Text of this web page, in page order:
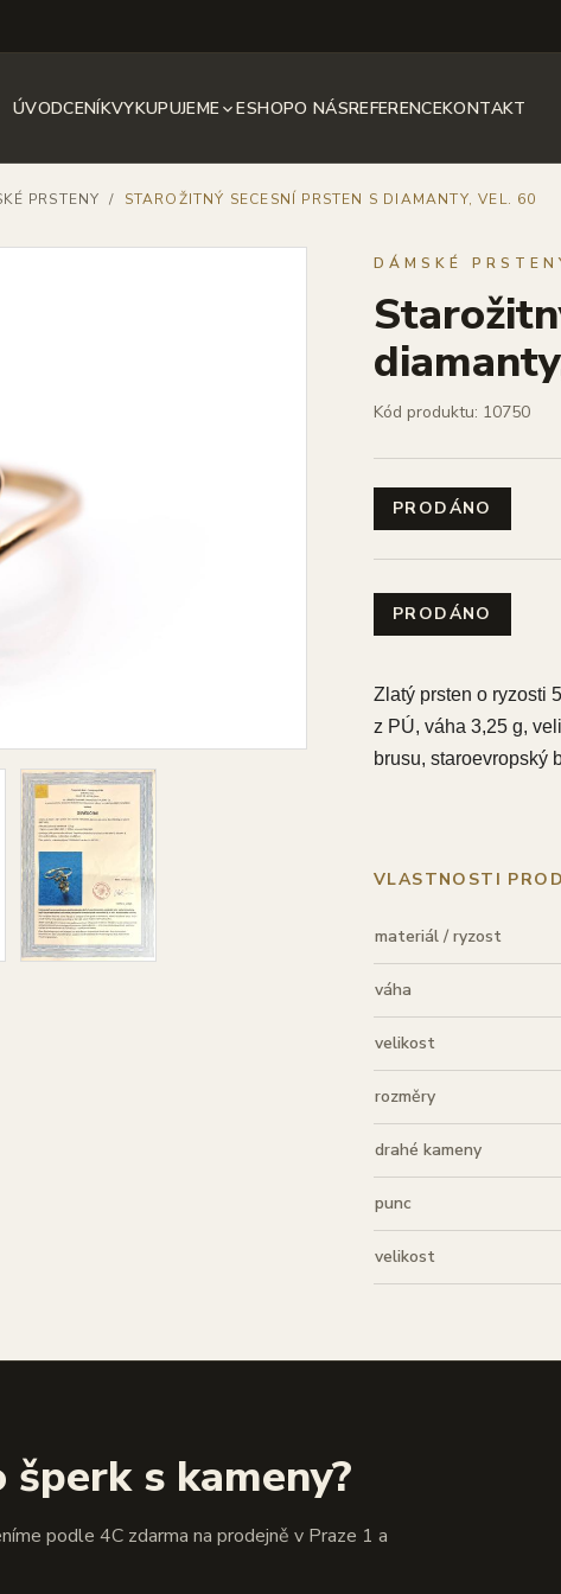
ÚVODCENÍKVYKUPUJEME ESHOPO NÁSREFERENCEKONTAKT
PRSTENY / STAROŽITNÝ SECESNÍ PRSTEN S DIAMANTY, VEL. 60
DÁMSKÉ
Kód produktu: 10750
PRODÁNO
PRODÁNO
Zlatý prsten o ryzosti
z PÚ, váha 3,25 g,
brusu, staroevropský
VLASTNOSTI
materiál / ryzost
váha
velikost
rozměry
drahé kameny
punc
velikost
s kameny?
podle 4C zdarma na prodejně v Praze 1 a